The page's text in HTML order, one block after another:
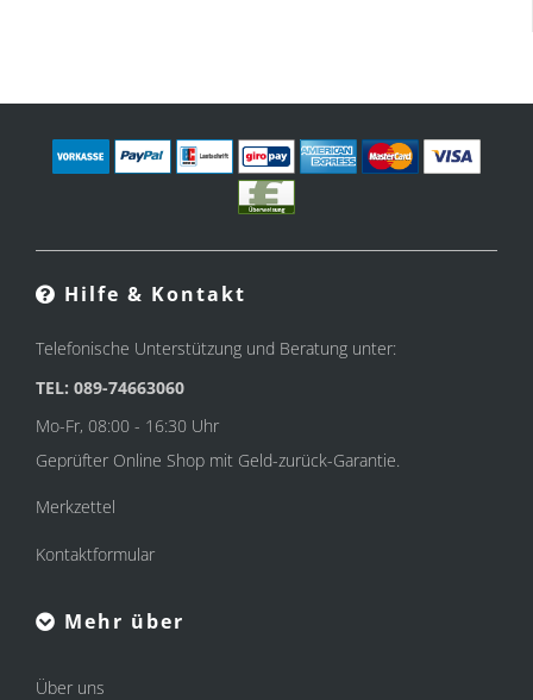
Hilfe & Kontakt
Telefonische Unterstützung und Beratung unter:
TEL: 089-74663060
Mo-Fr, 08:00 - 16:30 Uhr
Geprüfter Online Shop mit Geld-zurück-Garantie.
Merkzettel
Kontaktformular
Mehr über
Über uns